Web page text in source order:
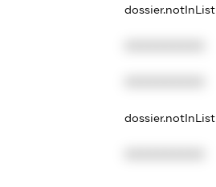
dossier.notInList
dossier.notInList